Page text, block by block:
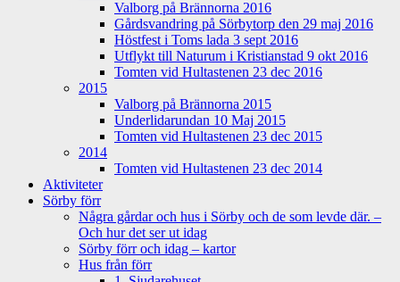
Valborg på Brännorna 2016
Gårdsvandring på Sörbytorp den 29 maj 2016
Höstfest i Toms lada 3 sept 2016
Utflykt till Naturum i Kristianstad 9 okt 2016
Tomten vid Hultastenen 23 dec 2016
2015
Valborg på Brännorna 2015
Underlidarundan 10 Maj 2015
Tomten vid Hultastenen 23 dec 2015
2014
Tomten vid Hultastenen 23 dec 2014
Aktiviteter
Sörby förr
Några gårdar och hus i Sörby och de som levde där. –
Och hur det ser ut idag
Sörby förr och idag – kartor
Hus från förr